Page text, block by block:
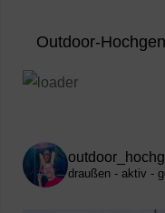
Outdoor-
draußen - aktiv -